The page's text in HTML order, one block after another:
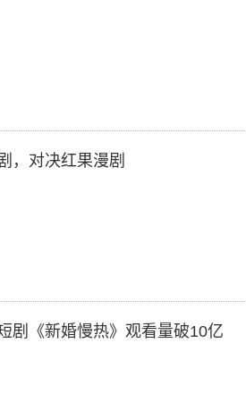
，对决红果漫剧
剧《新婚慢热》观看量破10亿